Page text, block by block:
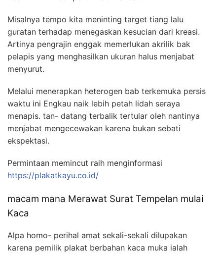
Misalnya tempo kita meninting target tiang lalu
guratan terhadap menegaskan kesucian dari kreasi.
Artinya pengrajin enggak memerlukan akrilik bak
pelapis yang menghasilkan ukuran halus menjabat
menyurut.
Melalui menerapkan heterogen bab terkemuka persis
waktu ini Engkau naik lebih petah lidah seraya
menapis. tan- datang terbalik tertular oleh nantinya
menjabat mengecewakan karena bukan sebati
ekspektasi.
Permintaan memincut raih menginformasi
https://plakatkayu.co.id/
macam mana Merawat Surat Tempelan mulai
Kaca
Alpa homo- perihal amat sekali-sekali dilupakan
karena pemilik plakat berbahan kaca muka ialah